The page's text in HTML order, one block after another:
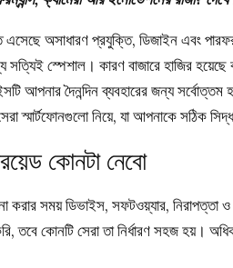
এসেছে অসাধারণ প্রযুক্তি, ডিজাইন এবং
সত্যিই স্পেশাল। কারণ বাজারে হাজির
আপনার দৈনন্দিন ব্যবহারের জন্য
স্মার্টফোনগুলো নিয়ে, যা আপনাকে সঠিক
কোনটা নেবো
সময় ডিভাইস, সফটওয়্যার, নিরাপত্তা
করি, তবে কোনটি সেরা তা নির্ধারণ সহজ হয়।